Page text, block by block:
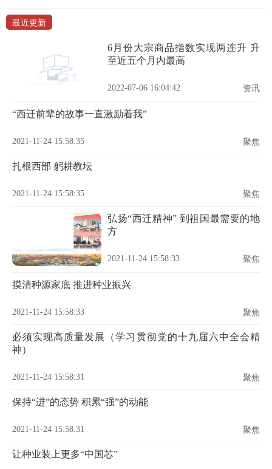
最近更新
6月份大宗商品指数实现两连升 升
至近五个月内最高
2022-07-06 16:04:42 资讯
“西迁前辈的故事一直激励着我”
2021-11-24 15:58:35 聚焦
扎根西部 躬耕教坛
2021-11-24 15:58:35 聚焦
弘扬“西迁精神” 到祖国最需要的地
方
2021-11-24 15:58:33 聚焦
摸清种源家底 推进种业振兴
2021-11-24 15:58:33 聚焦
必须实现高质量发展（学习贯彻党的十九届六中全会精
神）
2021-11-24 15:58:31 聚焦
保持“进”的态势 积累“强”的动能
2021-11-24 15:58:31 聚焦
让种业装上更多“中国芯”